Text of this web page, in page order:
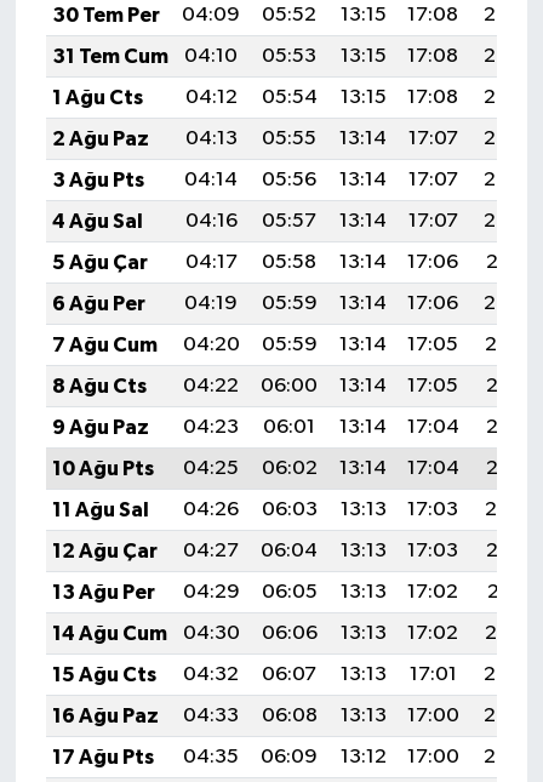
30 Tem Per
04:09 05:52 13:15 17:08
20:27
31 Tem Cum
04:10 05:53 13:15 17:08
20:26
1 Ağu Cts
04:12 05:54 13:15 17:08
20:25
2 Ağu Paz
04:13 05:55 13:14 17:07
20:24
3 Ağu Pts
04:14 05:56 13:14 17:07
20:23
4 Ağu Sal
04:16 05:57 13:14 17:07
20:22
5 Ağu Çar
04:17 05:58 13:14 17:06
20:21
6 Ağu Per
04:19 05:59 13:14 17:06
20:20
7 Ağu Cum
04:20 05:59 13:14 17:05
20:19
8 Ağu Cts
04:22 06:00 13:14 17:05
20:17
9 Ağu Paz
04:23 06:01 13:14 17:04
20:16
10 Ağu Pts
04:25 06:02 13:14 17:04
20:15
11 Ağu Sal
04:26 06:03 13:13 17:03
20:14
12 Ağu Çar
04:27 06:04 13:13 17:03
20:12
13 Ağu Per
04:29 06:05 13:13 17:02
20:11
14 Ağu Cum
04:30 06:06 13:13 17:02
20:10
15 Ağu Cts
04:32 06:07 13:13 17:01
20:08
16 Ağu Paz
04:33 06:08 13:13 17:00
20:07
17 Ağu Pts
04:35 06:09 13:12 17:00
20:06